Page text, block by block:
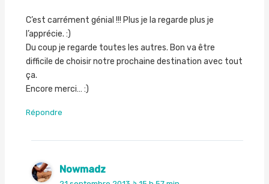
C’est carrément génial !!! Plus je la regarde plus je
l’apprécie. :)
Du coup je regarde toutes les autres. Bon va être
difficile de choisir notre prochaine destination avec tout
ça.
Encore merci… :)
Répondre
Nowmadz